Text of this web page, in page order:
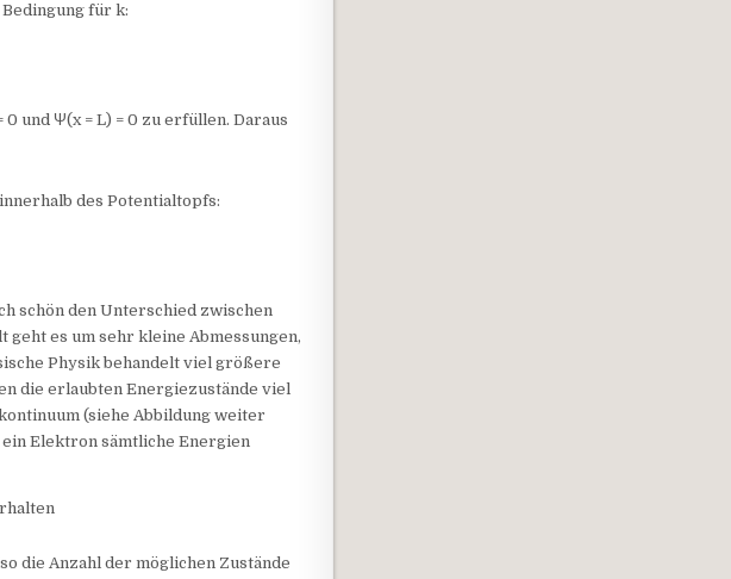
für k:
und Ψ(x = L) = 0 zu erfüllen. Daraus
des Potentialtopfs:
schön den Unterschied zwischen
es um sehr kleine Abmessungen,
Physik behandelt viel größere
die erlaubten Energiezustände viel
(siehe Abbildung weiter
Elektron sämtliche Energien
die Anzahl der möglichen Zustände